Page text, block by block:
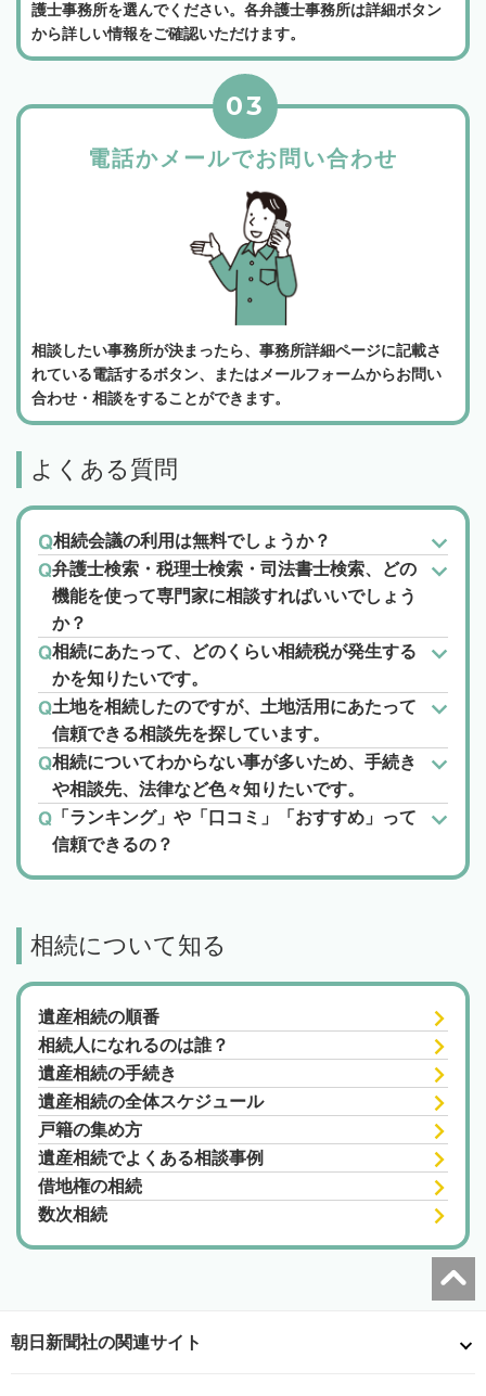
護士事務所を選んでください。各弁護士事務所は詳細ボタン
から詳しい情報をご確認いただけます。
電話かメールでお問い合わせ
03
相談したい事務所が決まったら、事務所詳細ページに記載さ
れている電話するボタン、またはメールフォームからお問い
合わせ・相談をすることができます。
よくある質問
相続会議の利用は無料でしょうか？
弁護士検索・税理士検索・司法書士検索、どの
機能を使って専門家に相談すればいいでしょう
か？
相続にあたって、どのくらい相続税が発生する
かを知りたいです。
土地を相続したのですが、土地活用にあたって
信頼できる相談先を探しています。
相続についてわからない事が多いため、手続き
や相談先、法律など色々知りたいです。
「ランキング」や「口コミ」「おすすめ」って
信頼できるの？
相続について知る
遺産相続の順番
相続人になれるのは誰？
遺産相続の手続き
遺産相続の全体スケジュール
戸籍の集め方
遺産相続でよくある相談事例
借地権の相続
数次相続
朝日新聞社の関連サイト